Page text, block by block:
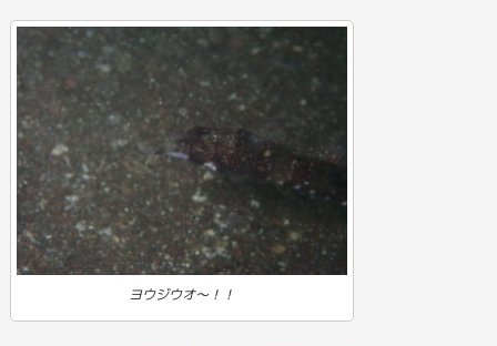
ヨウジウオ～！！